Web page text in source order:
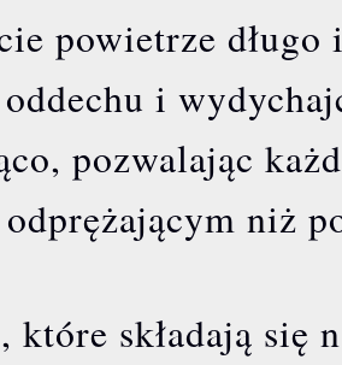
powietrze
i
pozwalając
niż
składają się